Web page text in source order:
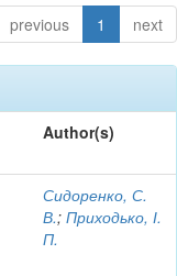
previous 1 next
Author(s)
Сидоренко, С.
В.; Приходько, І.
П.